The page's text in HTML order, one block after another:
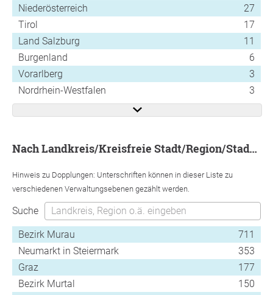
Niederösterreich
27
Tirol
17
Land Salzburg
11
Burgenland
6
Vorarlberg
3
Nordrhein-Westfalen
3
nach Landkreis/Kreisfreie Stadt/Region/Stadtbezirk
Hinweis zu Dopplungen: Unterschriften können in dieser Liste zu
verschiedenen Verwaltungsebenen gezählt werden.
Suche
Bezirk Murau
711
Neumarkt in Steiermark
353
Graz
177
Bezirk Murtal
150